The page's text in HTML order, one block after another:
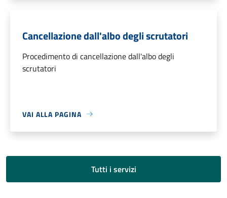
Cancellazione dall'albo degli scrutatori
Procedimento di cancellazione dall'albo degli
scrutatori
VAI ALLA PAGINA
Tutti i servizi